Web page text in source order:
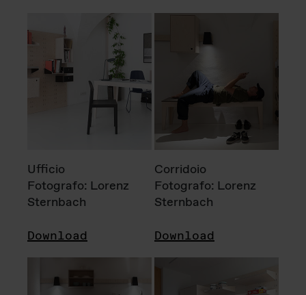
Ufficio
Fotografo: Lorenz
Sternbach
Download
Corridoio
Fotografo: Lorenz
Sternbach
Download